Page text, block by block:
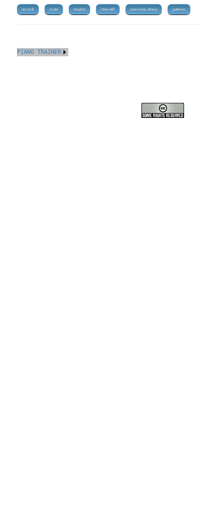
accordi scale tonalita intervalli posizione-ottava patterns
PIANO TRAINER